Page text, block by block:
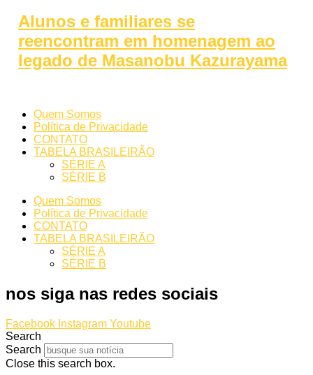
Alunos e familiares se
reencontram em homenagem ao
legado de Masanobu Kazurayama
Quem Somos
Política de Privacidade
CONTATO
TABELA BRASILEIRÃO
SÉRIE A
SÉRIE B
Quem Somos
Política de Privacidade
CONTATO
TABELA BRASILEIRÃO
SÉRIE A
SÉRIE B
nos siga nas redes sociais
Facebook Instagram Youtube
Search
Search
Close this search box.